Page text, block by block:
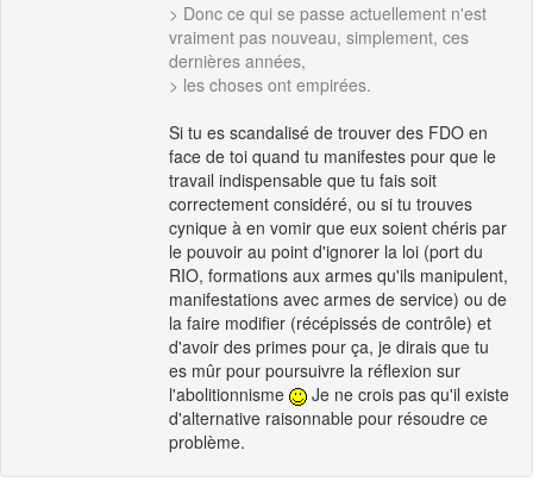
> Donc ce qui se passe actuellement n'est
vraiment pas nouveau, simplement, ces
dernières années,
> les choses ont empirées.
Si tu es scandalisé de trouver des FDO en
face de toi quand tu manifestes pour que le
travail indispensable que tu fais soit
correctement considéré, ou si tu trouves
cynique à en vomir que eux soient chéris par
le pouvoir au point d'ignorer la loi (port du
RIO, formations aux armes qu'ils manipulent,
manifestations avec armes de service) ou de
la faire modifier (récépissés de contrôle) et
d'avoir des primes pour ça, je dirais que tu
es mûr pour poursuivre la réflexion sur
l'abolitionnisme
Je ne crois pas qu'il existe
d'alternative raisonnable pour résoudre ce
problème.